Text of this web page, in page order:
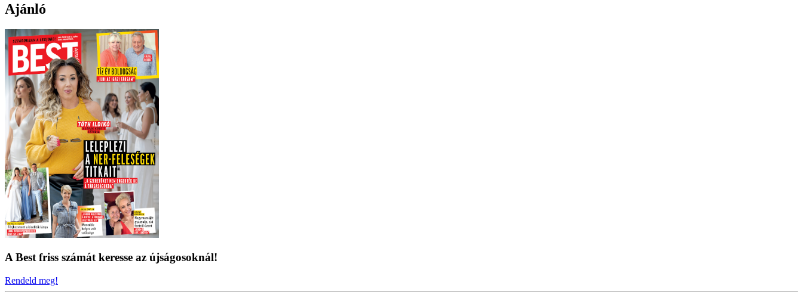
Ajánló
A Best friss számát keresse az újságosoknál!
Rendeld meg!